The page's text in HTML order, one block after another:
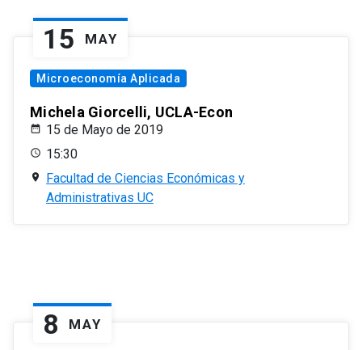
15 MAY
Microeconomía Aplicada
Michela Giorcelli, UCLA-Econ
15 de Mayo de 2019
15:30
Facultad de Ciencias Económicas y
Administrativas UC
8 MAY